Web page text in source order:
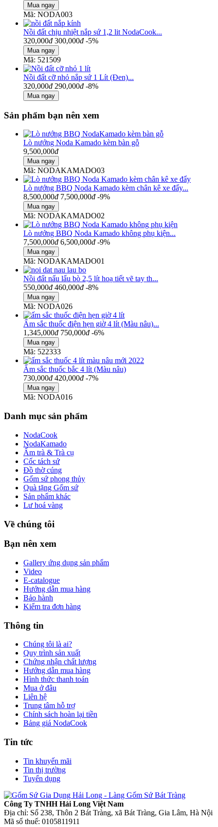
Mã: NODA003
Nồi đất chịu nhiệt nắp sứ 1,2 lit NodaCook...
320,000đ 300,000đ -5%
Mã: 521509
Nồi đất cỡ nhỏ nắp sứ 1 Lít (Đen)...
320,000đ 290,000đ -8%
Sản phẩm bạn nên xem
Lò nướng Noda Kamado kèm bàn gỗ
9,500,000đ
Mã: NODAKAMADO03
Lò nướng BBQ Noda Kamado kèm chân kê xe đẩy...
8,500,000đ 7,500,000đ -9%
Mã: NODAKAMADO02
Lò nướng BBQ Noda Kamado không phụ kiện...
7,500,000đ 6,500,000đ -9%
Mã: NODAKAMADO01
Nồi đất nấu lẩu bò 2,5 lít hoạ tiết vẽ tay th...
550,000đ 460,000đ -8%
Mã: NODA026
Ấm sắc thuốc điện hẹn giờ 4 lít (Màu nâu)...
1,345,000đ 750,000đ -6%
Mã: 522333
Ấm sắc thuốc bắc 4 lít (Màu nâu)
730,000đ 420,000đ -7%
Mã: NODA016
Danh mục sản phẩm
NodaCook
NodaKamado
Ấm trà & Trà cụ
Cốc tách sứ
Đồ thờ cúng
Gốm sứ phong thủy
Quà tặng Gốm sứ
Sản phẩm khác
Lư hoá vàng
Về chúng tôi
Bạn nên xem
Gallery ứng dụng sản phẩm
Video
E-catalogue
Hướng dẫn mua hàng
Bảo hành
Kiểm tra đơn hàng
Thông tin
Chúng tôi là ai?
Quy trình sản xuất
Chứng nhận chất lượng
Hướng dẫn mua hàng
Hình thức thanh toán
Mua ở đâu
Liên hệ
Trung tâm hỗ trợ
Chính sách hoàn lại tiền
Bảng giá NodaCook
Tin tức
Tin khuyến mãi
Tin thị trường
Tuyển dụng
Công Ty TNHH Hải Long Việt Nam
Địa chỉ: Số 238, Thôn 2 Bát Tràng, xã Bát Tràng, Gia Lâm, Hà Nội
Mã số thuế: 0105811911